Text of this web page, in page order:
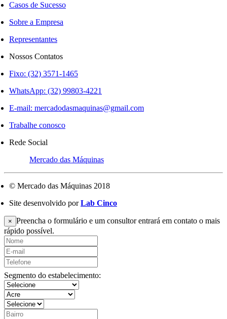
Casos de Sucesso
Sobre a Empresa
Representantes
Nossos Contatos
Fixo: (32) 3571-1465
WhatsApp: (32) 99803-4221
E-mail: mercadodasmaquinas@gmail.com
Trabalhe conosco
Rede Social
Mercado das Máquinas
© Mercado das Máquinas 2018
Site desenvolvido por Lab Cinco
× Preencha o formulário e um consultor entrará em contato o mais
rápido possível.
Segmento do estabelecimento: